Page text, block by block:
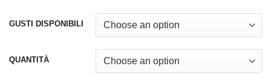
GUSTI DISPONIBILI
QUANTITÀ